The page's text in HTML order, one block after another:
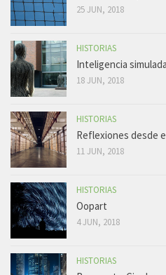
25 JUN, 2018
HISTORIAS
Inteligencia simulada
18 JUN, 2018
HISTORIAS
Reflexiones desde
11 JUN, 2018
HISTORIAS
Oopart
4 JUN, 2018
HISTORIAS